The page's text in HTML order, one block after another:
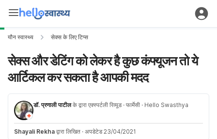
यौन स्वास्थ्य सेक्स के लिए टिप्स
सेक्स और डेटिंग को लेकर है कुछ कंफ्यूजन तो ये
आर्टिकल कर सकता है आपकी मदद
डॉ. प्रणाली पाटीलके द्वारा एक्स्पर्टली रिव्यूड · फार्मेसी · Hello Swasthya
Shayali Rekha द्वारा लिखित · अपडेटेड 23/04/2021